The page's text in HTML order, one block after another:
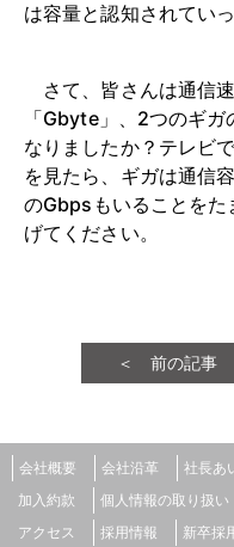
は容量と認知されてい
さて、皆さんは通信
「Gbyte」、2つのギ
なりましたか？テレビ
を見たら、ギガは通信
のGbpsもいることをた
げてください。
＜ 前の記事
会社概要 会社沿革 社長あ
加入約款
個人情報の取り扱い
アクセス
採用情報 新卒採